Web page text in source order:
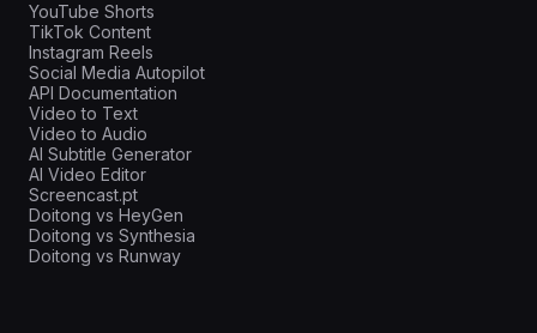
YouTube Shorts
TikTok Content
Instagram Reels
Social Media Autopilot
API Documentation
Video to Text
Video to Audio
AI Subtitle Generator
AI Video Editor
Screencast.pt
Doitong vs HeyGen
Doitong vs Synthesia
Doitong vs Runway